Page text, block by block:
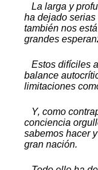
La larga y
ha dejado
también nos
grandes
Estos difíciles
balance
limitaciones
Y, como
conciencia
sabemos hacer
gran nación.